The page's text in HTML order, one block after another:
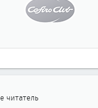
читатель